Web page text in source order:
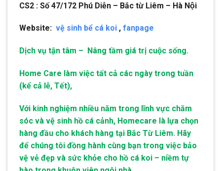
CS2 : Số 47/172 Phú Diễn – Bắc từ Liêm – Hà Nội
Website: vệ sinh bể cá koi , fanpage
Dịch vụ tận tâm – Nâng tầm giá trị cuộc sống.
Home Care làm việc tất cả các ngày trong tuần
(kể cả lễ, Tết),
Với kinh nghiệm nhiều năm trong lĩnh vực chăm
sóc và vệ sinh hồ cá cảnh, Homecare là lựa chọn
hàng đầu cho khách hàng tại Bắc Từ Liêm. Hãy
để chúng tôi đồng hành cùng bạn trong việc bảo
vệ vẻ đẹp và sức khỏe cho hồ cá koi – niềm tự